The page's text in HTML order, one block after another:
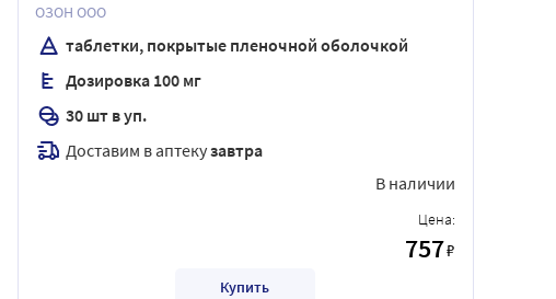
ОЗОН ООО
таблетки, покрытые пленочной оболочкой
Дозировка 100 мг
30 шт в уп.
Доставим в аптекузавтра
В наличии
Цена:
757₽
Купить